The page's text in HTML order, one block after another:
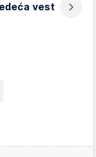
vest